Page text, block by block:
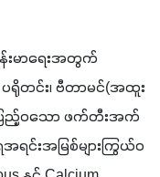
းမာရေးအတွက်
ပရိုတင်း၊ ဗီတာမင်(အထူး
ပြည့်ဝသော ဖက်တီးအက်
င်းအမြစ်များကြွယ်ဝ